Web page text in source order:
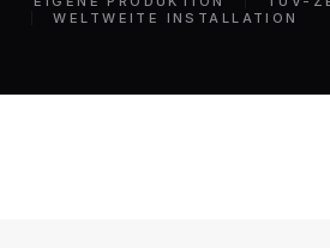
WELTWEITE INSTALLATION